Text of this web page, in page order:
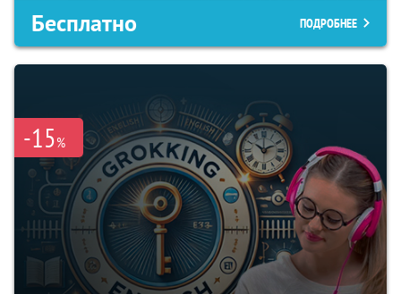
Бесплатно ПОДРОБНЕЕ
-15%